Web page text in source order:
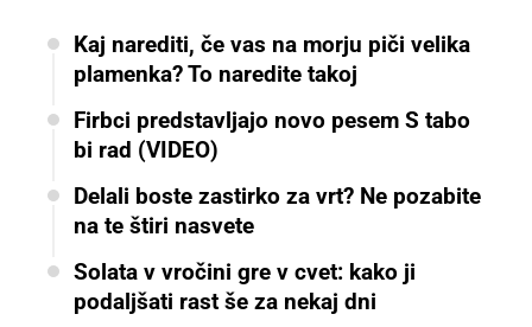
Kaj narediti, če vas na morju piči velika
plamenka? To naredite takoj
Firbci predstavljajo novo pesem S tabo
bi rad (VIDEO)
Delali boste zastirko za vrt? Ne pozabite
na te štiri nasvete
Solata v vročini gre v cvet: kako ji
podaljšati rast še za nekaj dni